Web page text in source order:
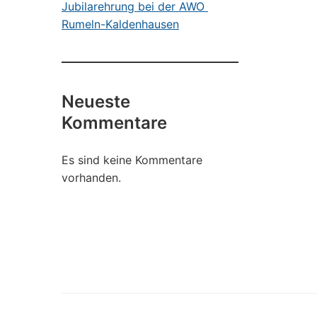
Jubilarehrung bei der AWO
Rumeln-Kaldenhausen
Neueste
Kommentare
Es sind keine Kommentare
vorhanden.